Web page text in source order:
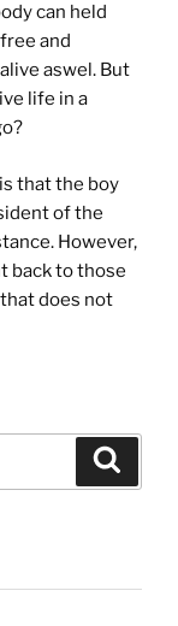
can held
and
aswel. But
life in a
that the boy
of the
However,
back to those
does not